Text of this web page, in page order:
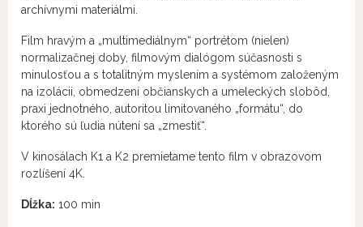
archívnymi materiálmi.
Film hravým a „multimediálnym“ portrétom (nielen)
normalizačnej doby, filmovým dialógom súčasnosti s
minulosťou a s totalitným myslením a systémom založeným
na izolácii, obmedzení občianskych a umeleckých slobôd,
praxi jednotného, autoritou limitovaného „formátu“, do
ktorého sú ľudia nútení sa „zmestiť“.
V kinosálach K1 a K2 premietame tento film v obrazovom
rozlíšení 4K.
Dĺžka: 100 min